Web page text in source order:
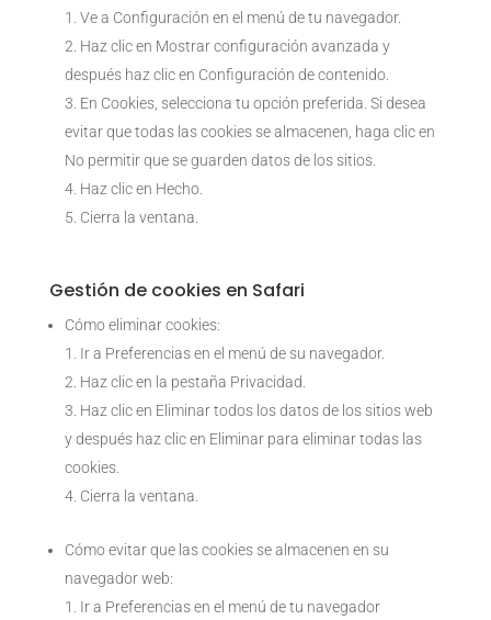
Ve a Configuración en el menú de tu navegador.
Haz clic en Mostrar configuración avanzada y
después haz clic en Configuración de contenido.
En Cookies, selecciona tu opción preferida. Si desea
evitar que todas las cookies se almacenen, haga clic en
No permitir que se guarden datos de los sitios.
Haz clic en Hecho.
Cierra la ventana.
Gestión de cookies en Safari
Cómo eliminar cookies:
Ir a Preferencias en el menú de su navegador.
Haz clic en la pestaña Privacidad.
Haz clic en Eliminar todos los datos de los sitios web
y después haz clic en Eliminar para eliminar todas las
cookies.
Cierra la ventana.
Cómo evitar que las cookies se almacenen en su
navegador web:
Ir a Preferencias en el menú de tu navegador